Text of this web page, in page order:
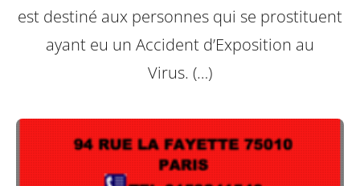
est destiné aux personnes qui se prostituent
ayant eu un Accident d’Exposition au
Virus. (…)